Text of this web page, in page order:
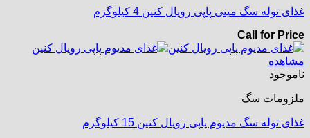
غذای توله سگ مینی پاپی رویال کنین 4 کیلوگرم
Call for Price
مشاهده
ناموجود
ملزومات سگ
غذای توله سگ مدیوم پاپی رویال کنین 15 کیلوگرم